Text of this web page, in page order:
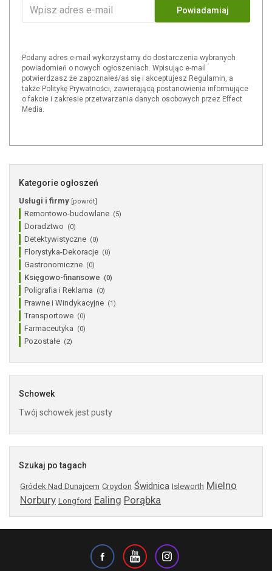
Powiadamiaj
Podany adres e-mail wykorzystamy do dostarczenia wybranych
powiadomień o nowych ogłoszeniach. Wpisując e-mail
potwierdzasz że zapoznałeś/aś się i akceptujesz Regulamin, a
także Politykę Prywatności, zawierającą postanowienia informujące
o fakcie i zakresie przetwarzania danych osobowych przez Effect
Media.
Kategorie ogłoszeń
Usługi i firmy [powrót]
Remontowo-budowlane (5)
Doradztwo (0)
Detektywistyczne (0)
Florystyka-Dekoracje (0)
Gastronomiczne (0)
Księgowo-finansowe (0)
Poligrafia i Reklama (0)
Prawne i Windykacyjne (1)
Transportowe (0)
Farmaceutyka (0)
Pozostałe (2)
Schowek
Twój schowek jest pusty
Szukaj po tagach
Gródek Nad Dunajcem Croydon Świdnica Isleworth Mielno
Norbury Longford Ealing Porąbka